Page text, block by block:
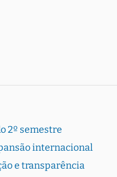
2º semestre
internacional
e transparência